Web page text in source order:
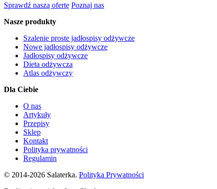
Sprawdź naszą ofertę Poznaj nas
Nasze produkty
Szalenie proste jadłospisy odżywcze
Nowe jadłospisy odżywcze
Jadłospisy odżywcze
Dieta odżywcza
Atlas odżywczy
Dla Ciebie
O nas
Artykuły
Przepisy
Sklep
Kontakt
Polityka prywatności
Regulamin
© 2014-2026 Salaterka. Polityka Prywatności